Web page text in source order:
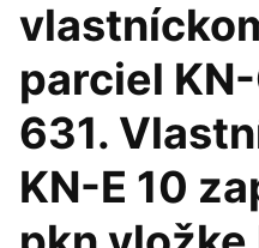
parciel
631.
KN-E 10